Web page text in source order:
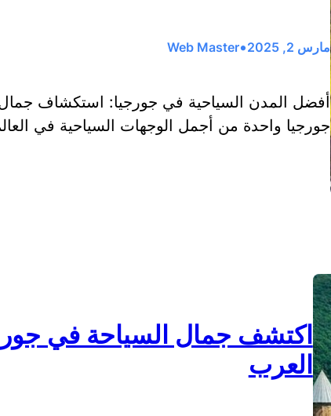
مارس 2, 2025 •
Web Master
أفضل المدن السياحية في جورجيا: استكشاف جمال
جورجيا واحدة من أجمل الوجهات السياحية في
اكتشف جمال السياحة في
العرب